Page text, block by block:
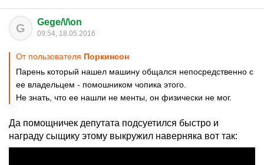
G Gege/\/\on
09:54, 18.05.2016
От пользователя Поркинсон
Парень который нашел машину общался непосредственно с
ее владельцем - помошником чопика этого.
Не знать, что ее нашли не менты, он физически не мог.
Да помощничек депутата подсуетился быстро и
награду сыщику этому выкружил наверняка вот так: